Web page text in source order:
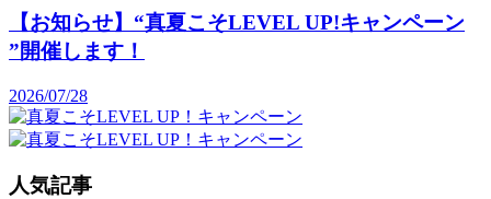
【お知らせ】“真夏こそLEVEL UP!キャンペーン
”開催します！
2026/07/28
人気記事